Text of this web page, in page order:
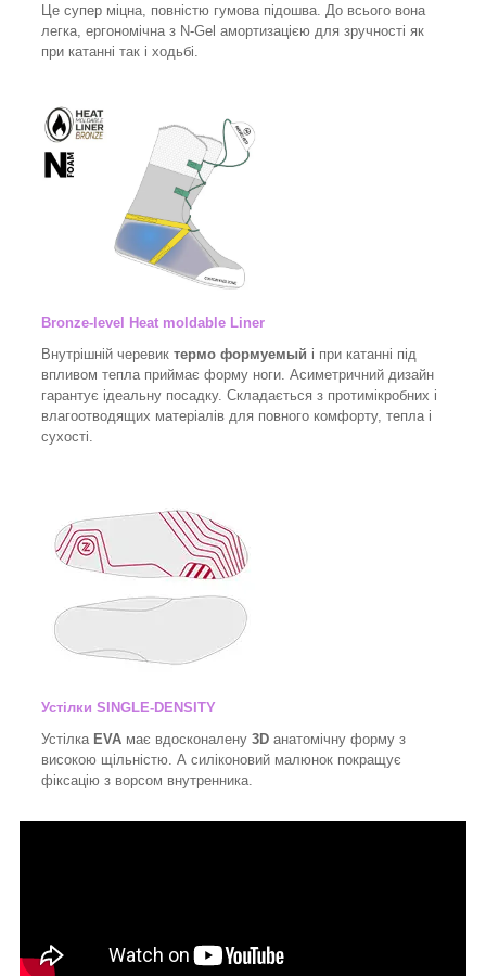
Це супер міцна, повністю гумова підошва. До всього вона
легка, ергономічна з N-Gel амортизацією для зручності як
при катанні так і ходьбі.
Bronze-level Heat moldable Liner
Внутрішній черевик термо формуемый і при катанні під
впливом тепла приймає форму ноги. Асиметричний дизайн
гарантує ідеальну посадку. Складається з протимікробних і
влагоотводящих матеріалів для повного комфорту, тепла і
сухості.
Устілки SINGLE-DENSITY
Устілка EVA має вдосконалену 3D анатомічну форму з
високою щільністю. А силіконовий малюнок покращує
фіксацію з ворсом внутренника.